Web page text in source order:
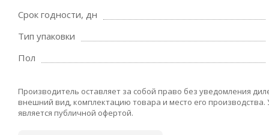
Срок годности, дн
Тип упаковки
Пол
Производитель оставляет за собой право без уведомления
внешний вид, комплектацию товара и место его
является публичной офертой.